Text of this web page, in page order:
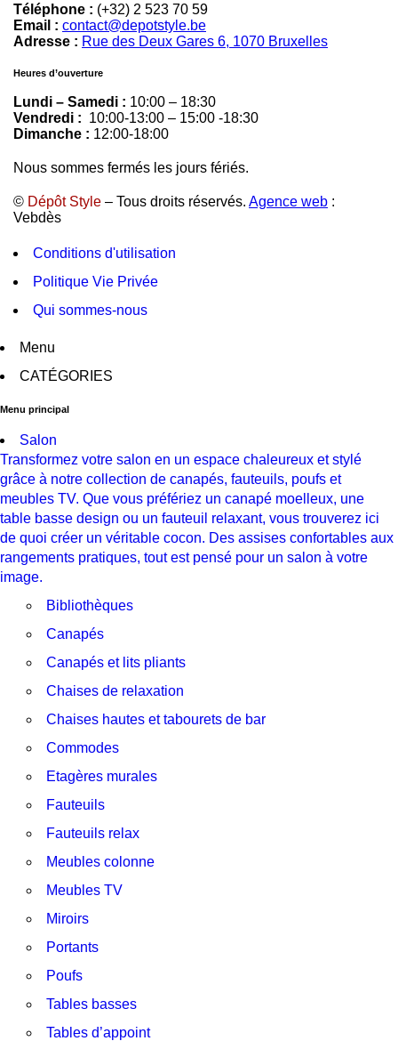
Téléphone : (+32) 2 523 70 59
Email : contact@depotstyle.be
Adresse : Rue des Deux Gares 6, 1070 Bruxelles
Heures d’ouverture
Lundi – Samedi : 10:00 – 18:30
Vendredi : 10:00-13:00 – 15:00 -18:30
Dimanche : 12:00-18:00
Nous sommes fermés les jours fériés.
© Dépôt Style – Tous droits réservés. Agence web :
Vebdès
Conditions d'utilisation
Politique Vie Privée
Qui sommes-nous
Menu
CATÉGORIES
Menu principal
Salon
Transformez votre salon en un espace chaleureux et stylé
grâce à notre collection de canapés, fauteuils, poufs et
meubles TV. Que vous préfériez un canapé moelleux, une
table basse design ou un fauteuil relaxant, vous trouverez ici
de quoi créer un véritable cocon. Des assises confortables aux
rangements pratiques, tout est pensé pour un salon à votre
image.
Bibliothèques
Canapés
Canapés et lits pliants
Chaises de relaxation
Chaises hautes et tabourets de bar
Commodes
Etagères murales
Fauteuils
Fauteuils relax
Meubles colonne
Meubles TV
Miroirs
Portants
Poufs
Tables basses
Tables d’appoint